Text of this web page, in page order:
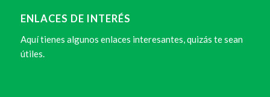
ENLACES DE INTERÉS
Aquí tienes algunos enlaces interesantes, quizás te sean
útiles.